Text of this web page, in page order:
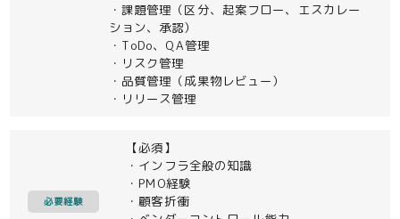
・課題管理（区分、起案フロー、エスカレー
ション、承認）
・ToDo、QA管理
・リスク管理
・品質管理（成果物レビュー）
・リリース管理
必要経験
【必須】
・インフラ全般の知識
・PMO経験
・顧客折衝